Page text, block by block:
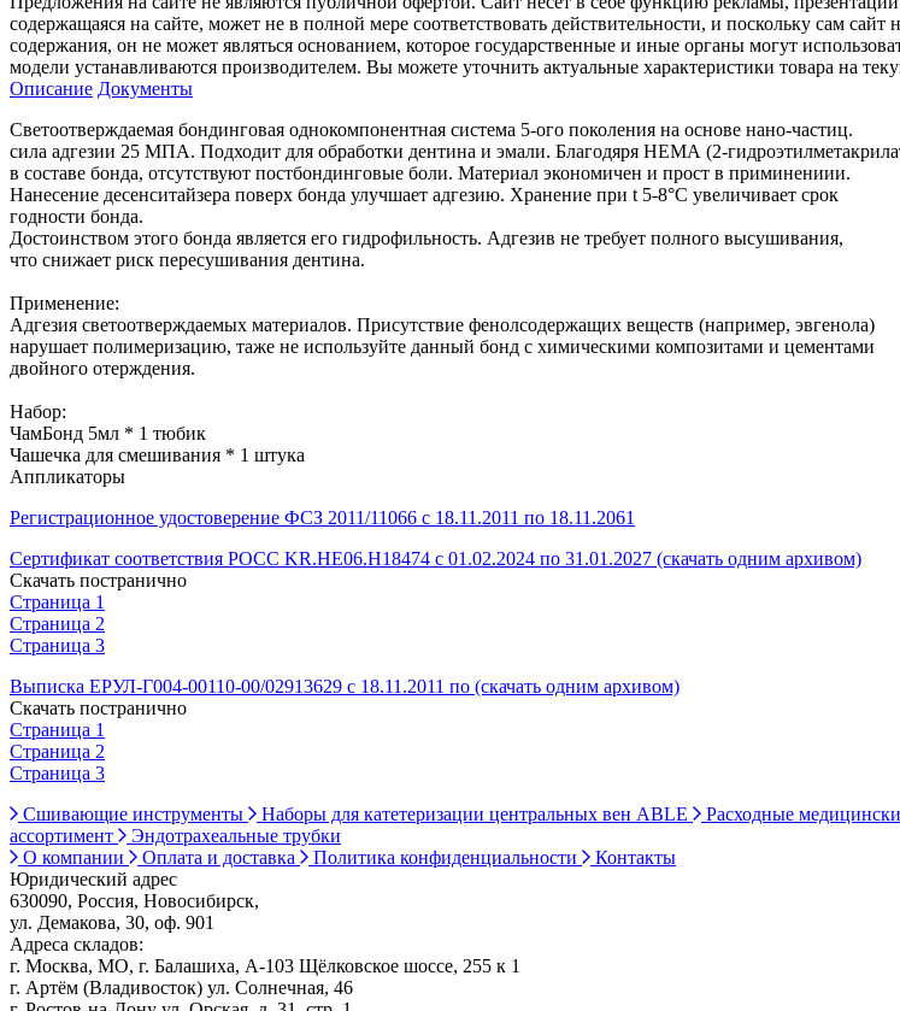
содержащаяся на сайте, может не в полной мере соответствовать действительности, и поскольку сам
содержания, он не может являться основанием, которое государственные и иные органы могут
модели устанавливаются производителем. Вы можете уточнить актуальные характеристики товара на
Описание Документы
Светоотверждаемая бондинговая однокомпонентная система 5-ого поколения на основе нано-частиц.
сила адгезии 25 МПА. Подходит для обработки дентина и эмали. Благодяря НЕМА (2-
в составе бонда, отсутствуют постбондинговые боли. Материал экономичен и прост в приминениии.
Нанесение десенситайзера поверх бонда улучшает адгезию. Хранение при t 5-8°С увеличивает срок
годности бонда.
Достоинством этого бонда является его гидрофильность. Адгезив не требует полного высушивания,
что снижает риск пересушивания дентина.
Применение:
Адгезия светоотверждаемых материалов. Присутствие фенолсодержащих веществ (например, эвгенола)
нарушает полимеризацию, таже не используйте данный бонд с химическими композитами и цементами
двойного отерждения.
Набор:
ЧамБонд 5мл * 1 тюбик
Чашечка для смешивания * 1 штука
Аппликаторы
Регистрационное удостоверение ФСЗ 2011/11066 с 18.11.2011 по 18.11.2061
Сертификат соответствия РОСС KR.HE06.Н18474 с 01.02.2024 по 31.01.2027 (скачать одним архивом)
Скачать постранично
Страница 1
Страница 2
Страница 3
Выписка ЕРУЛ-Г004-00110-00/02913629 с 18.11.2011 по (скачать одним архивом)
Скачать постранично
Страница 1
Страница 2
Страница 3
Сшивающие инструменты
Наборы для катетеризации центральных вен ABLE Расходные
ассортимент
Эндотрахеальные трубки
О компании
Оплата и доставка Политика конфиденциальности
Контакты
Юридический адрес
630090, Россия, Новосибирск,
ул. Демакова, 30, оф. 901
Адреса складов:
г. Москва, МО, г. Балашиха, А-103 Щёлковское шоссе, 255 к 1
г. Артём (Владивосток) ул. Солнечная, 46